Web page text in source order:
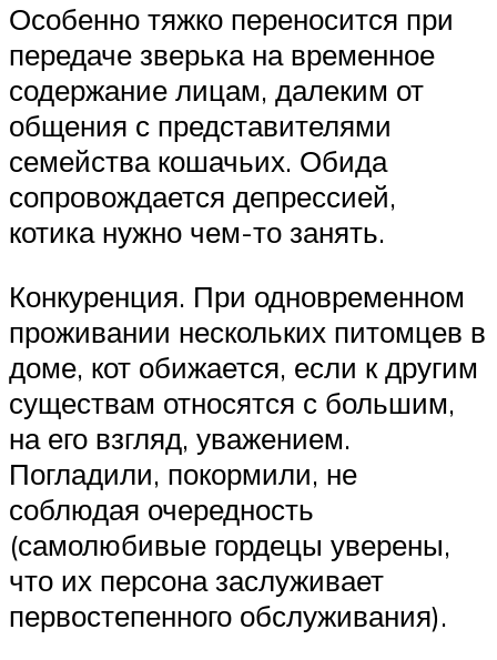
Особенно тяжко переносится при
передаче зверька на временное
содержание лицам, далеким от
общения с представителями
семейства кошачьих. Обида
сопровождается депрессией,
котика нужно чем-то занять.
Конкуренция. При одновременном
проживании нескольких питомцев в
доме, кот обижается, если к другим
существам относятся с большим,
на его взгляд, уважением.
Погладили, покормили, не
соблюдая очередность
(самолюбивые гордецы уверены,
что их персона заслуживает
первостепенного обслуживания).